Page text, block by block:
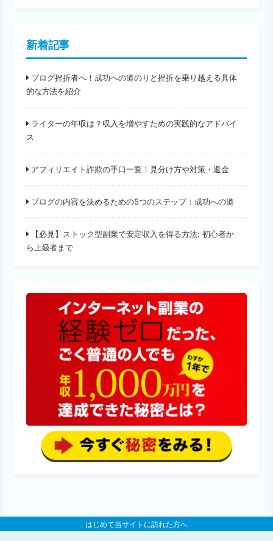
新着記事
ブログ挫折者へ！成功への道のりと挫折を乗り越える具体
的な方法を紹介
ライターの年収は？収入を増やすための実践的なアドバイ
ス
アフィリエイト詐欺の手口一覧！見分け方や対策・返金
ブログの内容を決めるための5つのステップ：成功への道
【必見】ストック型副業で安定収入を得る方法: 初心者か
ら上級者まで
はじめて当サイトに訪れた方へ